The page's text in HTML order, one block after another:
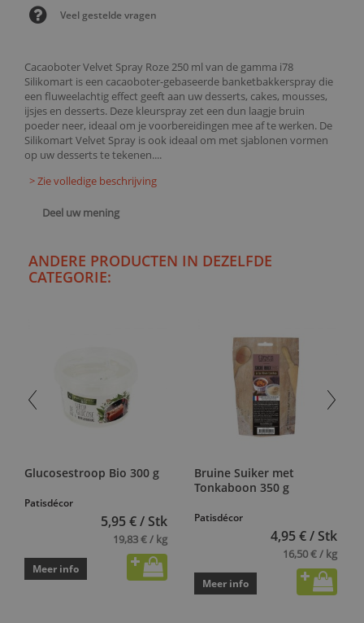
Cacaoboter Velvet Spray Roze 250 ml van de gamma i78
Silikomart is een cacaoboter-gebaseerde banketbakkerspray die
een fluweelachtig effect geeft aan uw desserts, cakes, mousses,
ijsjes en desserts. Deze kleurspray zet een dun laagje bruin
poeder neer, ideaal om je voorbereidingen mee af te werken. De
Silikomart Velvet Spray is ook ideaal om met sjablonen vormen
op uw desserts te tekenen....
> Zie volledige beschrijving
Deel uw mening
Veel gestelde vragen
ANDERE PRODUCTEN IN DEZELFDE
CATEGORIE:
Glucosestroop Bio 300 g
Patisdécor
5,95 € / Stk
19,83 € / kg
Meer info
Bruine Suiker met
Tonkaboon 350 g
Patisdécor
4,95 € / Stk
16,50 € / kg
Meer info